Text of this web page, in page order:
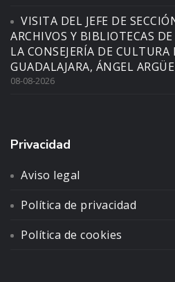
VISITA DEL JEFE DE
ARCHIVOS Y BIBLIOTECAS
LA CONSEJERÍA DE CULTURA
GUADALAJARA, ÁNGEL
08-08-2026
Privacidad
Aviso legal
Política de privacidad
Política de cookies